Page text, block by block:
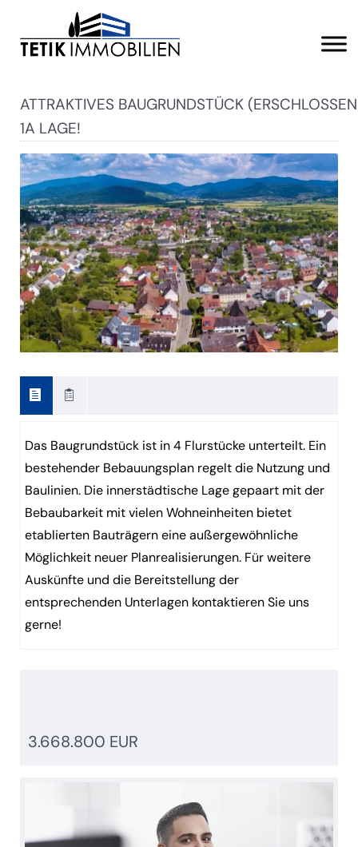
ATTRAKTIVES BAUGRUNDSTÜCK
1A LAGE!
Das Baugrundstück ist in 4 Flurstücke unterteilt. Ein
bestehender Bebauungsplan regelt die Nutzung und
Baulinien. Die innerstädtische Lage gepaart mit der
Bebaubarkeit mit vielen Wohneinheiten bietet
etablierten Bauträgern eine außergewöhnliche
Möglichkeit neuer Planrealisierungen. Für weitere
Auskünfte und die Bereitstellung der
entsprechenden Unterlagen kontaktieren Sie uns
gerne!
3.668.800 EUR